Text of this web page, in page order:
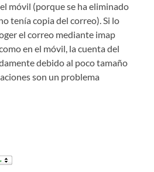
móvil (porque se ha eliminado
tenía copia del correo). Si lo
el correo mediante imap
en el móvil, la cuenta del
debido al poco tamaño
son un problema